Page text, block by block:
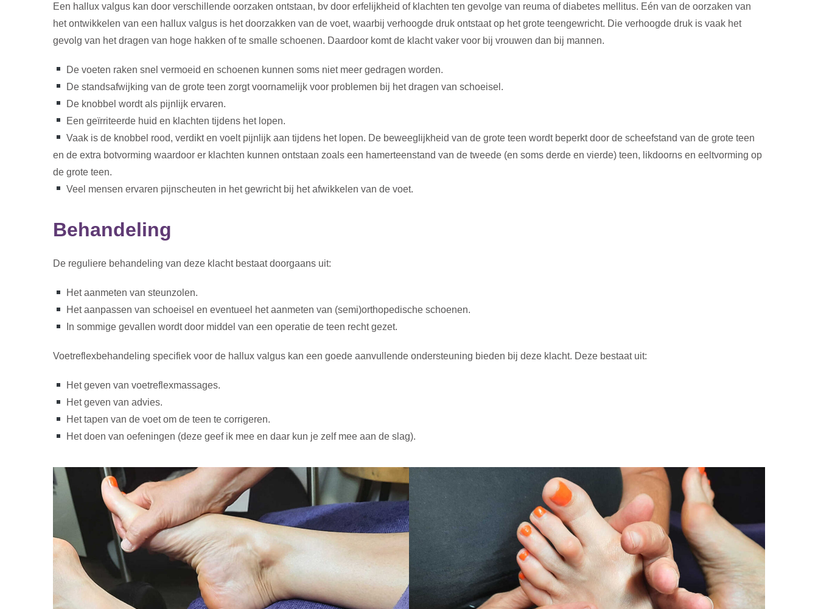
Een hallux valgus kan door verschillende oorzaken ontstaan, bv door erfelijkheid of klachten ten gevolge van reuma of diabetes mellitus. Eén van de oorzaken van
het ontwikkelen van een hallux valgus is het doorzakken van de voet, waarbij verhoogde druk ontstaat op het grote teengewricht. Die verhoogde druk is vaak het
gevolg van het dragen van hoge hakken of te smalle schoenen. Daardoor komt de klacht vaker voor bij vrouwen dan bij mannen.
De voeten raken snel vermoeid en schoenen kunnen soms niet meer gedragen worden.
De standsafwijking van de grote teen zorgt voornamelijk voor problemen bij het dragen van schoeisel.
De knobbel wordt als pijnlijk ervaren.
Een geïrriteerde huid en klachten tijdens het lopen.
Vaak is de knobbel rood, verdikt en voelt pijnlijk aan tijdens het lopen. De beweeglijkheid van de grote teen wordt beperkt door de scheefstand van de grote teen
en de extra botvorming waardoor er klachten kunnen ontstaan zoals een hamerteenstand van de tweede (en soms derde en vierde) teen, likdoorns en eeltvorming op
de grote teen.
Veel mensen ervaren pijnscheuten in het gewricht bij het afwikkelen van de voet.
Behandeling
De reguliere behandeling van deze klacht bestaat doorgaans uit:
Het aanmeten van steunzolen.
Het aanpassen van schoeisel en eventueel het aanmeten van (semi)orthopedische schoenen.
In sommige gevallen wordt door middel van een operatie de teen recht gezet.
Voetreflexbehandeling specifiek voor de hallux valgus kan een goede aanvullende ondersteuning bieden bij deze klacht. Deze bestaat uit:
Het geven van voetreflexmassages.
Het geven van advies.
Het tapen van de voet om de teen te corrigeren.
Het doen van oefeningen (deze geef ik mee en daar kun je zelf mee aan de slag).